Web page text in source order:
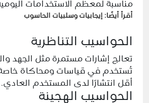
مناسبة لمعظم الاستخدامات
أقرأ أيضًا: إيجابيات وسلبيات الحاسوب
الحواسيب التناظرية
تعالج إشارات مستمرة مثل الجهد
تُستخدم في قياسات ومحاكاة
أقل انتشارًا لدى المستخدم العادي.
الحواسيب الهجينة